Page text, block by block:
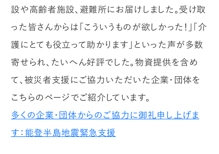
設や高齢者施設、避難所にお届けしました。受け取
った皆さんからは「こういうものが欲しかった！」「介
護にとても役立って助かります」といった声が多数
寄せられ、たいへん好評でした。物資提供を含め
て、被災者支援にご協力いただいた企業・団体を
こちらのページでご紹介しています。
多くの企業・団体からのご協力に御礼申し上げま
す：能登半島地震緊急支援